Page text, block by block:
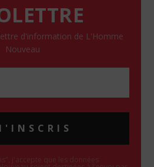
d'information de L'Homme
Nouveau
j'accepte que les données